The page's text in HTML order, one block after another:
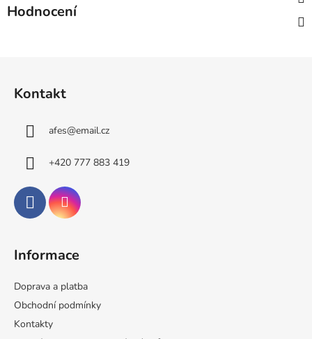
Hodnocení
Kontakt
afes@email.cz
+420 777 883 419
Informace
Doprava a platba
Obchodní podmínky
Kontakty